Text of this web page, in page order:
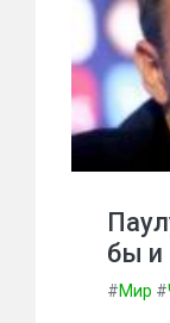
бы и
#Мир #